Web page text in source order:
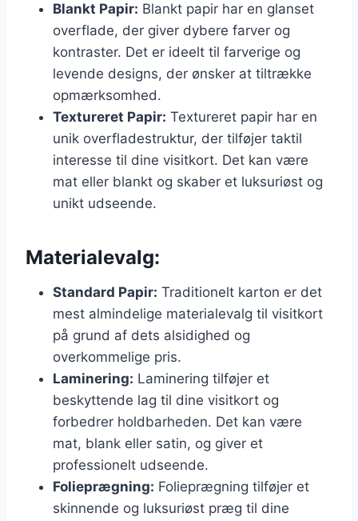
Blankt Papir: Blankt papir har en glanset
overflade, der giver dybere farver og
kontraster. Det er ideelt til farverige og
levende designs, der ønsker at tiltrække
opmærksomhed.
Textureret Papir: Textureret papir har en
unik overfladestruktur, der tilføjer taktil
interesse til dine visitkort. Det kan være
mat eller blankt og skaber et luksuriøst og
unikt udseende.
Materialevalg:
Standard Papir: Traditionelt karton er det
mest almindelige materialevalg til visitkort
på grund af dets alsidighed og
overkommelige pris.
Laminering: Laminering tilføjer et
beskyttende lag til dine visitkort og
forbedrer holdbarheden. Det kan være
mat, blank eller satin, og giver et
professionelt udseende.
Folieprægning: Folieprægning tilføjer et
skinnende og luksuriøst præg til dine